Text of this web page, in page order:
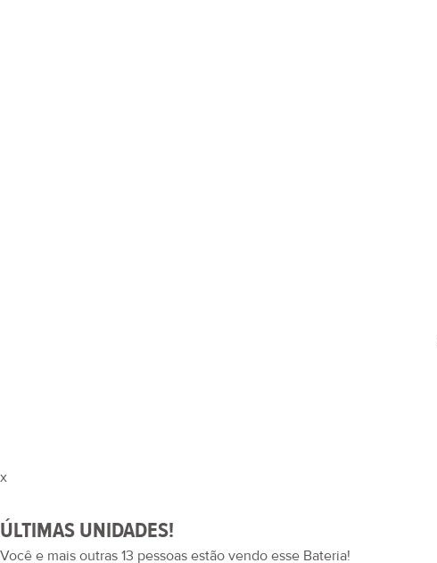
x
ÚLTIMAS UNIDADES!
Você e mais outras 13 pessoas estão vendo esse Bateria!